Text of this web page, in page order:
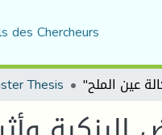
des Chercheurs
Thesis